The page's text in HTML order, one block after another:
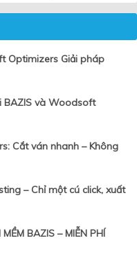
Optimizers Giải pháp
BAZIS và Woodsoft
Cắt ván nhanh – Không
– Chỉ một cú click, xuất
BAZIS – MIỄN PHÍ